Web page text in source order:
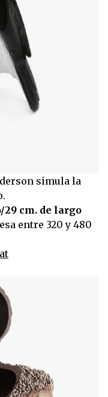
simula la
29 cm. de largo
entre 320 y 480